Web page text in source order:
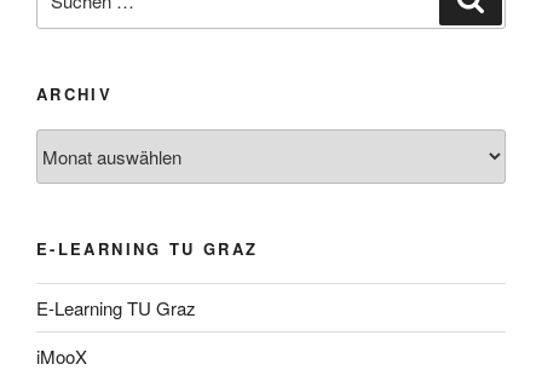
nach:
ARCHIV
E-LEARNING TU GRAZ
E-Learning TU Graz
iMooX